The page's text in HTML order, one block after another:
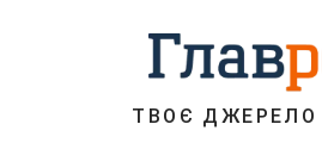
ТВОЄ ДЖЕРЕЛО